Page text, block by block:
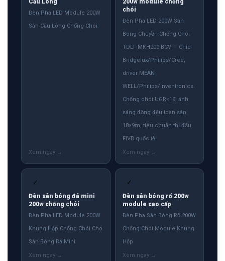
Cầu Lông
Đèn Pha LED Module 200W
Sân Cầu Lông Chống Chói
200w module chống
chói
Đèn Pha LED 200W Sân
Bóng Chuyền Chống Chói
TDLF-MKH200-BCV — Chip
Bridgelux/Philips/Cree,
driver MEAN
WELL/Philips/Inventronics.
Chống chói UGR<19, ánh
sáng đồng đều toàn sân
18×9m, tiêu chuẩn thi đấu
FIVB quốc tế
✓
Đèn sân bóng đá mini
200w chống chói
Đèn Pha LED Module 200W
Khung Hộp Chống Chói Cho
Sân Bóng Đá Mini
✓
Đèn sân bóng rổ 200w
module cao cấp
Đèn Pha Sân Bóng Rổ 200W
Chống Chói Module Khung
Hộp